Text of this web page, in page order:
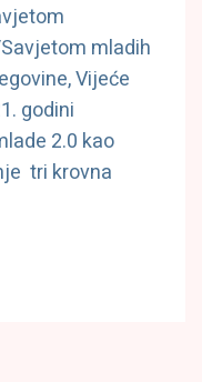
mladih
Vijeće
godini
2.0 kao
tri krovna